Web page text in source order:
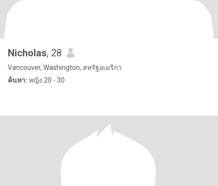
Nicholas, 28
Vancouver, Washington, สหรัฐอเมริกา
ค้นหา: หญิง 20 - 30